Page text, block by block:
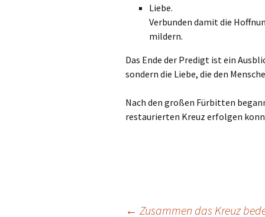
Startseite
Liebe.
Verbunden damit die
mildern.
Das Ende der Predigt ist ein
sondern die Liebe, die den
Nach den großen Fürbitten
restaurierten Kreuz erfolgen
← Zusammen das Kreuz